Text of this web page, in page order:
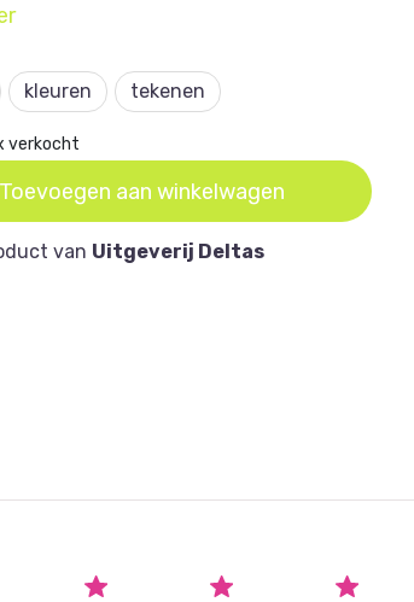
kleuren tekenen
verkocht
Toevoegen aan winkelwagen
van Uitgeverij Deltas